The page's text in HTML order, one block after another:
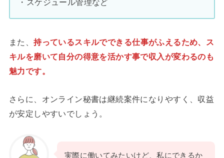
・スケジュール管理など
また、持っているスキルでできる仕事がふえるため、ス
キルを磨いて自分の得意を活かす事で収入が変わるのも
魅力です。
さらに、オンライン秘書は継続案件になりやすく、収益
が安定しやすいでしょう。
実際に働いてみたいけど、私にできるか